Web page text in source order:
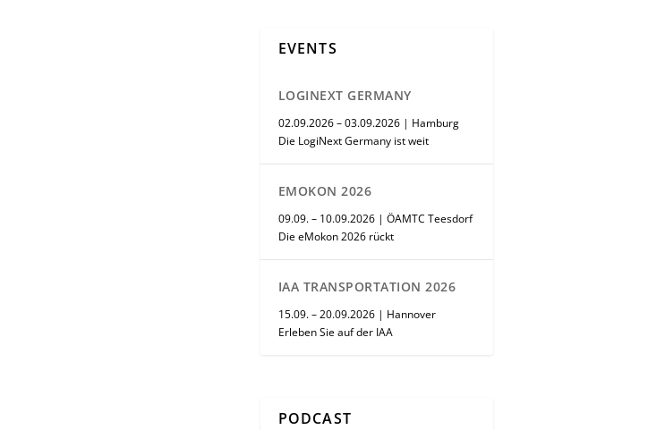
EVENTS
LOGINEXT GERMANY
02.09.2026 – 03.09.2026 | Hamburg
Die LogiNext Germany ist weit
EMOKON 2026
09.09. – 10.09.2026 | ÖAMTC Teesdorf
Die eMokon 2026 rückt
IAA TRANSPORTATION 2026
15.09. – 20.09.2026 | Hannover
Erleben Sie auf der IAA
PODCAST